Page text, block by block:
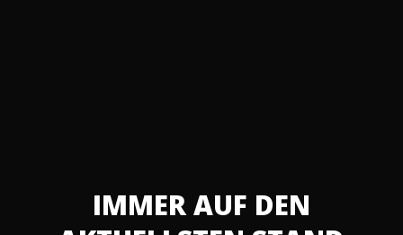
IMMER AUF DEN